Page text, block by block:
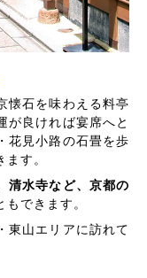
懐石を味わえる料亭
が良ければ宴席へと
花見小路の石畳を歩
す。
清水寺など、京都の
もできます。
東山エリアに訪れて